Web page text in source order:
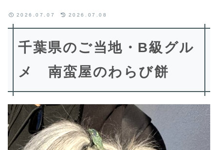
2026.07.07 2026.07.08
千葉県のご当地・B級グル
メ 南蛮屋のわらび餅